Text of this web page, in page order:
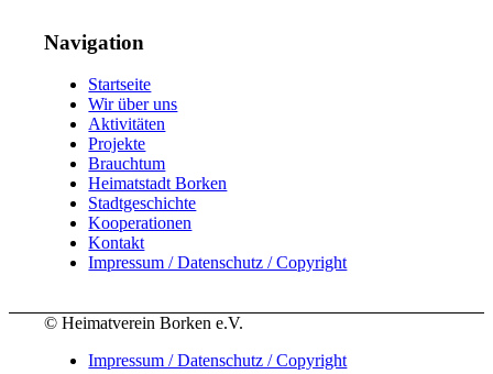
Navigation
Startseite
Wir über uns
Aktivitäten
Projekte
Brauchtum
Heimatstadt Borken
Stadtgeschichte
Kooperationen
Kontakt
Impressum / Datenschutz / Copyright
© Heimatverein Borken e.V.
Impressum / Datenschutz / Copyright